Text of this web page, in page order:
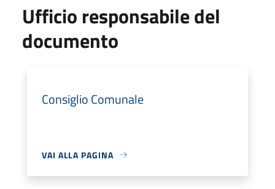
Ufficio responsabile del
documento
Consiglio Comunale
VAI ALLA PAGINA